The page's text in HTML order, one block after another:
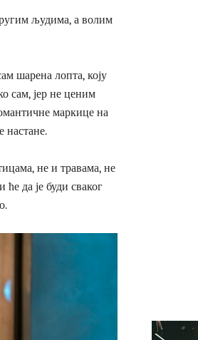
људима, а волим
шарена лопта, коју
сам, јер не ценим
маркице на
настане.
не и травама, не
да је буди сваког